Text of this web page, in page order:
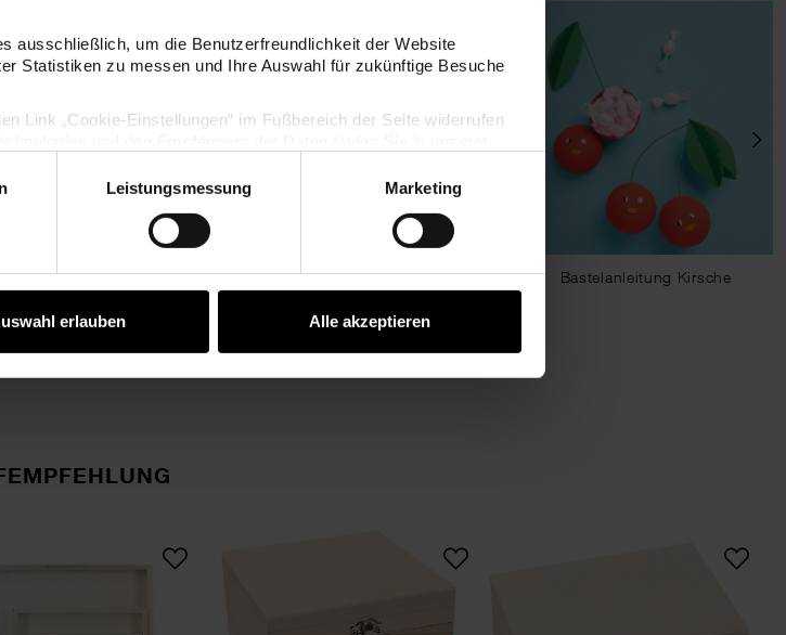
ausschließlich, um die Benutzerfreundlichkeit der Website
Statistiken zu messen und Ihre Auswahl für zukünftige Besuche
Link „Cookie-Einstellungen“ im Fußbereich der Seite widerrufen
Leistungsmessung Marketing
erlauben Alle akzeptieren
Prinzessin
Schultüte
Bastelanleitung Fliegenpilz-
Laterne
Bastelanleitung Kirsche